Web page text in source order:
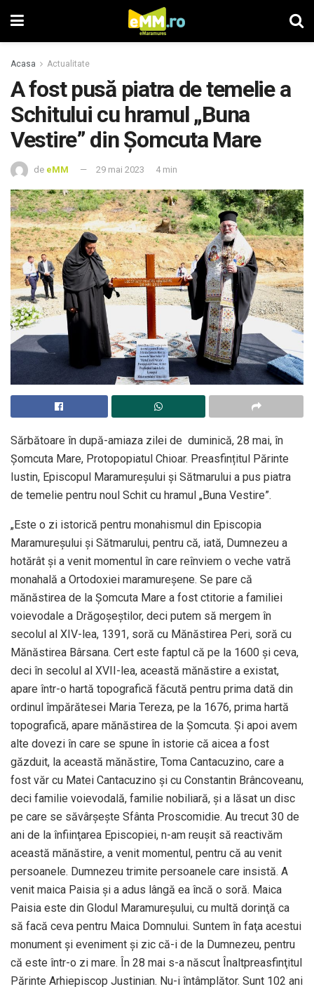
Acasa Actualitate
A fost pusă piatra de temelie a
Schitului cu hramul „Buna
Vestire” din Șomcuta Mare
de eMM 29 mai 2023 4 min
Sărbătoare în după-amiaza zilei de duminică, 28 mai, în
Șomcuta Mare, Protopopiatul Chioar. Preasfințitul Părinte
Iustin, Episcopul Maramureșului și Sătmarului a pus piatra
de temelie pentru noul Schit cu hramul „Buna Vestire”.
„Este o zi istorică pentru monahismul din Episcopia
Maramureşului şi Sătmarului, pentru că, iată, Dumnezeu a
hotărât şi a venit momentul în care reînviem o veche vatră
monahală a Ortodoxiei maramureşene. Se pare că
mănăstirea de la Şomcuta Mare a fost ctitorie a familiei
voievodale a Drăgoşeştilor, deci putem să mergem în
secolul al XIV-lea, 1391, soră cu Mănăstirea Peri, soră cu
Mănăstirea Bârsana. Cert este faptul că pe la 1600 şi ceva,
deci în secolul al XVII-lea, această mănăstire a existat,
apare într-o hartă topografică făcută pentru prima dată din
ordinul împărătesei Maria Tereza, pe la 1676, prima hartă
topografică, apare mănăstirea de la Şomcuta. Şi apoi avem
alte dovezi în care se spune în istorie că aicea a fost
găzduit, la această mănăstire, Toma Cantacuzino, care a
fost văr cu Matei Cantacuzino şi cu Constantin Brâncoveanu,
deci familie voievodală, familie nobiliară, şi a lăsat un disc
pe care se săvârşeşte Sfânta Proscomidie. Au trecut 30 de
ani de la înfiinţarea Episcopiei, n-am reuşit să reactivăm
această mănăstire, a venit momentul, pentru că au venit
persoanele. Dumnezeu trimite persoanele care insistă. A
venit maica Paisia şi a adus lângă ea încă o soră. Maica
Paisia este din Glodul Maramureşului, cu multă dorinţă ca
să facă ceva pentru Maica Domnului. Suntem în faţa acestui
monument şi eveniment şi zic că-i de la Dumnezeu, pentru
că este într-o zi mare. În 28 mai s-a născut Înaltpreasfinţitul
Părinte Arhiepiscop Justinian. Nu-i întâmplător. Sunt 102 ani